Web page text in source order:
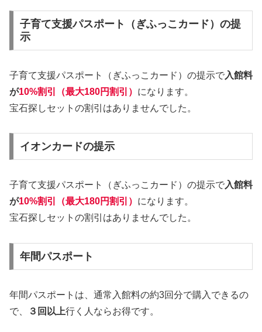
子育て支援パスポート（ぎふっこカード）の提
示
子育て支援パスポート（ぎふっこカード）の提示で入館料
が10%割引（最大180円割引） になります。
宝石探しセットの割引はありませんでした。
イオンカードの提示
子育て支援パスポート（ぎふっこカード）の提示で入館料
が10%割引（最大180円割引） になります。
宝石探しセットの割引はありませんでした。
年間パスポート
年間パスポートは、通常入館料の約3回分で購入できるの
で、
３回以上行く人ならお得です。